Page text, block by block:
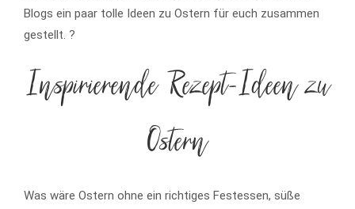
Blogs ein paar tolle Ideen zu Ostern für euch zusammen
gestellt. ?
Inspirierende Rezept-Ideen zu
Ostern
Was wäre Ostern ohne ein richtiges Festessen, süße